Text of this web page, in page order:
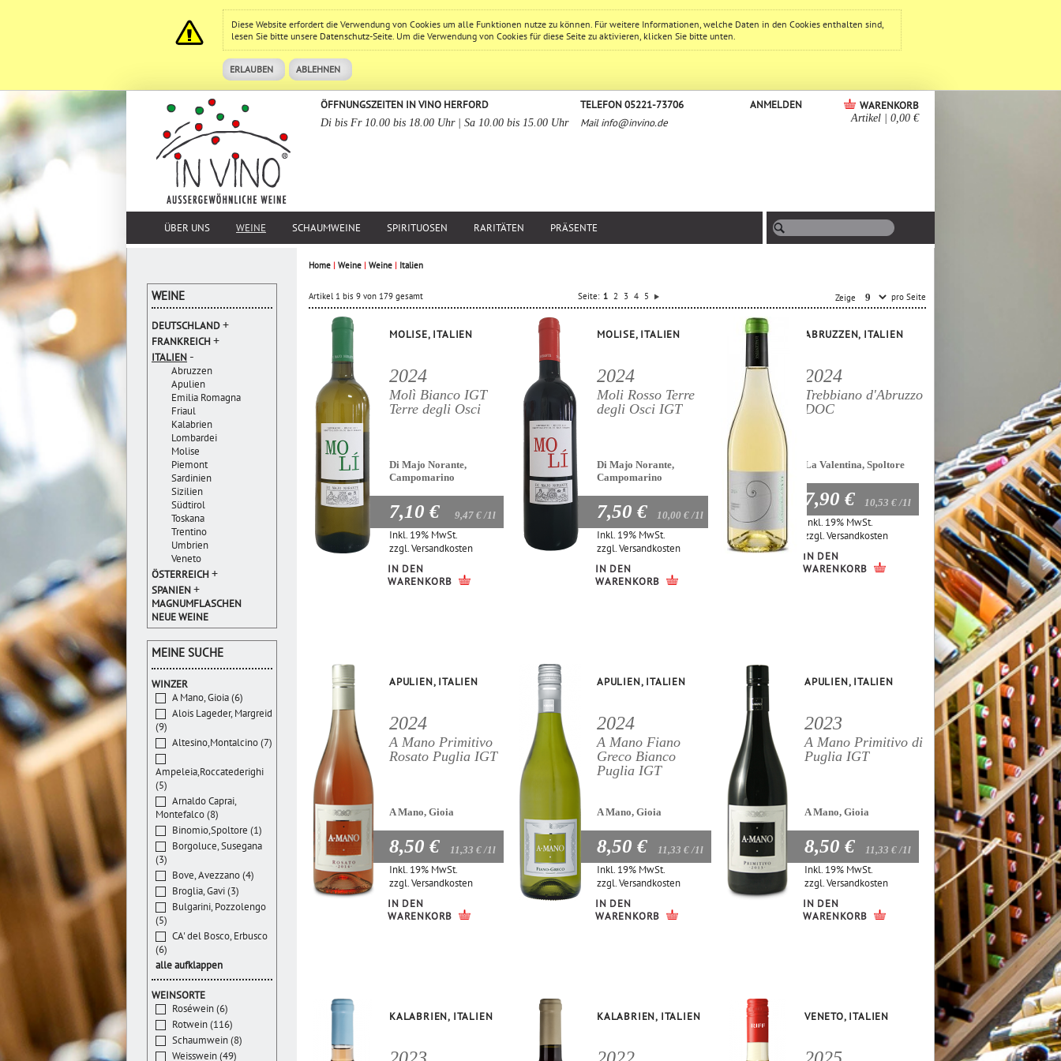
Diese Website erfordert die Verwendung von Cookies um alle Funktionen nutze zu können. Für weitere Informationen, welche Daten in den Cookies enthalten sind,
lesen Sie bitte unsere Datenschutz-Seite. Um die Verwendung von Cookies für diese Seite zu aktivieren, klicken Sie bitte unten.
ERLAUBEN ABLEHNEN
ÖFFNUNGSZEITEN IN VINO HERFORD
Di bis Fr 10.00 bis 18.00 Uhr | Sa 10.00 bis 15.00 Uhr
TELEFON 05221-73706
Mailinfo@invino.de
WARENKORB
Artikel 0,00 €
ANMELDEN
ÜBER UNS WEINE SCHAUMWEINE SPIRITUOSEN RARITÄTEN PRÄSENTE
Home | Weine | Weine | Italien
Artikel 1 bis 9 von 179 gesamt Zeige pro Seite
Seite: 1 2 3 4 5
MOLISE, ITALIEN
2024
Molì Bianco IGT
Terre degli Osci
Di Majo Norante,
Campomarino
7,10 € 9,47 € /1l
Inkl. 19% MwSt.
zzgl.Versandkosten
IN DEN
WARENKORB
MOLISE, ITALIEN
2024
Moli Rosso Terre
degli Osci IGT
Di Majo Norante,
Campomarino
7,50 € 10,00 € /1l
Inkl. 19% MwSt.
zzgl.Versandkosten
IN DEN
WARENKORB
ABRUZZEN, ITALIEN
2024
Trebbiano d'Abruzzo
DOC
La Valentina, Spoltore
7,90 € 10,53 € /1l
Inkl. 19% MwSt.
zzgl.Versandkosten
IN DEN
WARENKORB
APULIEN, ITALIEN
2024
A Mano Primitivo
Rosato Puglia IGT
A Mano, Gioia
8,50 € 11,33 € /1l
Inkl. 19% MwSt.
zzgl.Versandkosten
IN DEN
WARENKORB
APULIEN, ITALIEN
2024
A Mano Fiano
Greco Bianco
Puglia IGT
A Mano, Gioia
8,50 € 11,33 € /1l
Inkl. 19% MwSt.
zzgl.Versandkosten
IN DEN
WARENKORB
APULIEN, ITALIEN
2023
A Mano Primitivo di
Puglia IGT
A Mano, Gioia
8,50 € 11,33 € /1l
Inkl. 19% MwSt.
zzgl.Versandkosten
IN DEN
WARENKORB
KALABRIEN, ITALIEN KALABRIEN, ITALIEN VENETO, ITALIEN
WEINE
DEUTSCHLAND+
FRANKREICH+
ITALIEN -
Abruzzen
Apulien
Emilia Romagna
Friaul
Kalabrien
Lombardei
Molise
Piemont
Sardinien
Sizilien
Südtirol
Toskana
Trentino
Umbrien
Veneto
ÖSTERREICH+
SPANIEN+
MAGNUMFLASCHEN
NEUE WEINE
MEINE SUCHE
WINZER
A Mano, Gioia (6)
Alois Lageder, Margreid
(9)
Altesino,Montalcino (7)
Ampeleia,Roccatederighi
(5)
Arnaldo Caprai,
Montefalco (8)
Binomio,Spoltore (1)
Borgoluce, Susegana
(3)
Bove, Avezzano (4)
Broglia, Gavi (3)
Bulgarini, Pozzolengo
(5)
CA' del Bosco, Erbusco
(6)
alle aufklappen
WEINSORTE
Roséwein (6)
Rotwein (116)
Schaumwein (8)
Weisswein (49)